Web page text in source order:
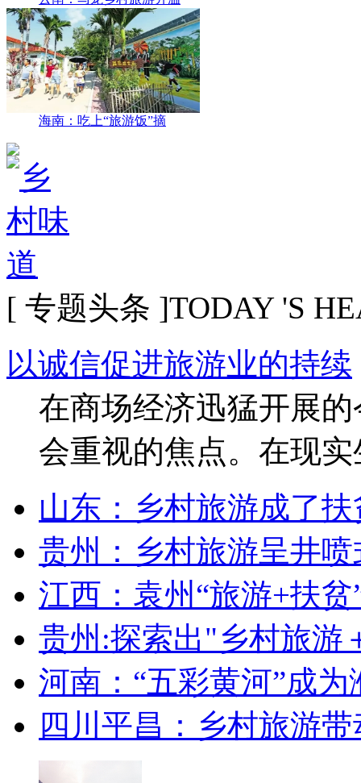
海南：吃上“旅游饭”摘
[ 专题头条 ]TODAY 'S
以诚信促进旅游业的持续
在商场经济迅猛开展
会重视的焦点。在现实
山东：乡村旅游成了
贵州：乡村旅游呈井喷
江西：袁州“旅游+扶贫
贵州:探索出"乡村旅游
河南：“五彩黄河”成为
四川平昌：乡村旅游